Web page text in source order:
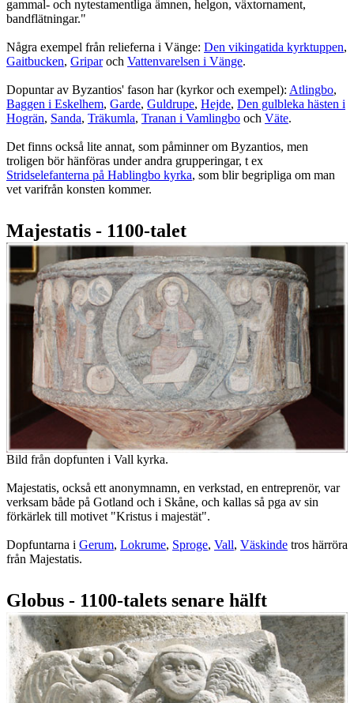
gammal- och nytestamentliga ämnen, helgon, växtornament,
bandflätningar."
Några exempel från relieferna i Vänge: Den vikingatida kyrktuppen,
Gaitbucken, Griparoch Vattenvarelsen i Vänge.
Dopuntar av Byzantios' fason har (kyrkor och exempel): Atlingbo,
Baggen i Eskelhem, Garde, Guldrupe, Hejde, Den gulbleka hästen i
Hogrän, Sanda, Träkumla, Tranan i Vamlingbo och Väte.
Det finns också lite annat, som påminner om Byzantios, men
troligen bör hänföras under andra grupperingar, t ex
Stridselefanterna på Hablingbo kyrka, som blir begripliga om man
vet varifrån konsten kommer.
Majestatis - 1100-talet
Bild från dopfunten i Vall kyrka.
Majestatis, också ett anonymnamn, en verkstad, en entreprenör, var
verksam både på Gotland och i Skåne, och kallas så pga av sin
förkärlek till motivet "Kristus i majestät".
Dopfuntarna i Gerum, Lokrume, Sproge, Vall, Väskinde tros härröra
från Majestatis.
Globus - 1100-talets senare hälft